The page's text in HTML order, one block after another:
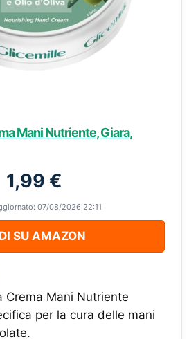
Mani Nutriente, Giara,
1,99 €
07/08/2026 22:11
SU AMAZON
Crema Mani Nutriente
per la cura delle mani